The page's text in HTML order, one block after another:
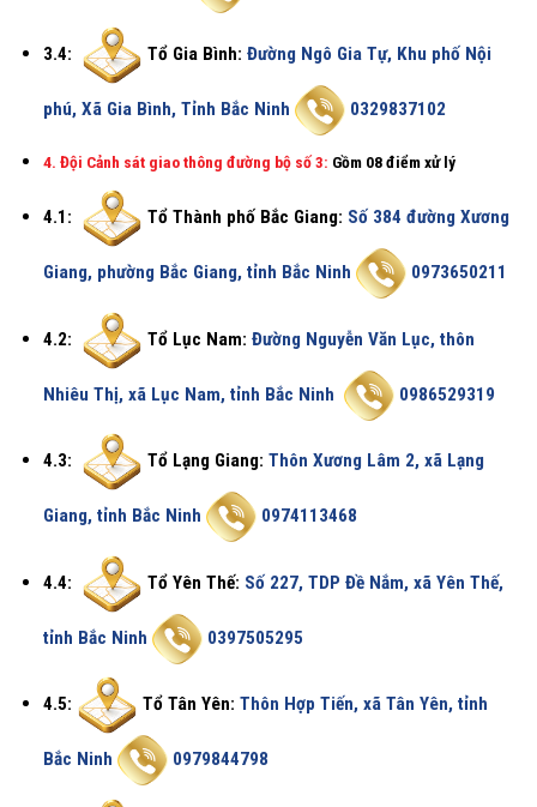
3.4: Tổ Gia Bình: Đường Ngô Gia Tự, Khu phố Nội
phú, Xã Gia Bình, Tỉnh Bắc Ninh 0329837102
4. Đội Cảnh sát giao thông đường bộ số 3: Gồm 08 điểm xử lý
4.1: Tổ Thành phố Bắc Giang: Số 384 đường Xương
Giang, phường Bắc Giang, tỉnh Bắc Ninh 0973650211
4.2: Tổ Lục Nam: Đường Nguyễn Văn Lục, thôn
Nhiêu Thị, xã Lục Nam, tỉnh Bắc Ninh 0986529319
4.3: Tổ Lạng Giang: Thôn Xương Lâm 2, xã Lạng
Giang, tỉnh Bắc Ninh 0974113468
4.4: Tổ Yên Thế: Số 227, TDP Đề Nắm, xã Yên Thế,
tỉnh Bắc Ninh 0397505295
4.5: Tổ Tân Yên: Thôn Hợp Tiến, xã Tân Yên, tỉnh
Bắc Ninh 0979844798